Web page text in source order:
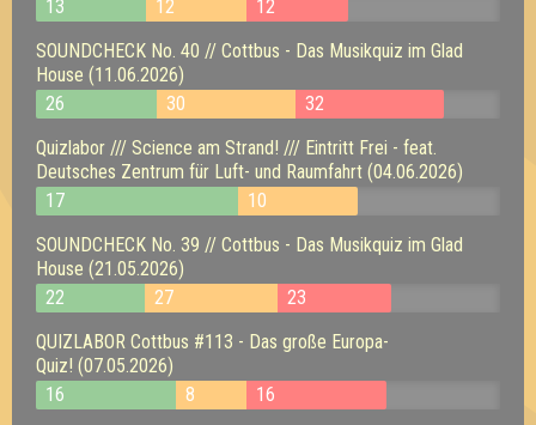
13
12
12
SOUNDCHECK No. 40 // Cottbus - Das Musikquiz im Glad
House (11.06.2026)
26
30
32
Quizlabor /// Science am Strand! /// Eintritt Frei - feat.
Deutsches Zentrum für Luft- und Raumfahrt (04.06.2026)
17
10
SOUNDCHECK No. 39 // Cottbus - Das Musikquiz im Glad
House (21.05.2026)
22
27
23
QUIZLABOR Cottbus #113 - Das große Europa-
Quiz! (07.05.2026)
16
8
16